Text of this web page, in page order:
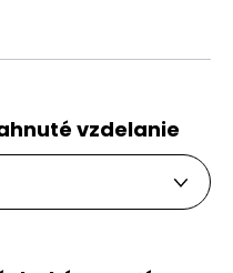
vzdelanie